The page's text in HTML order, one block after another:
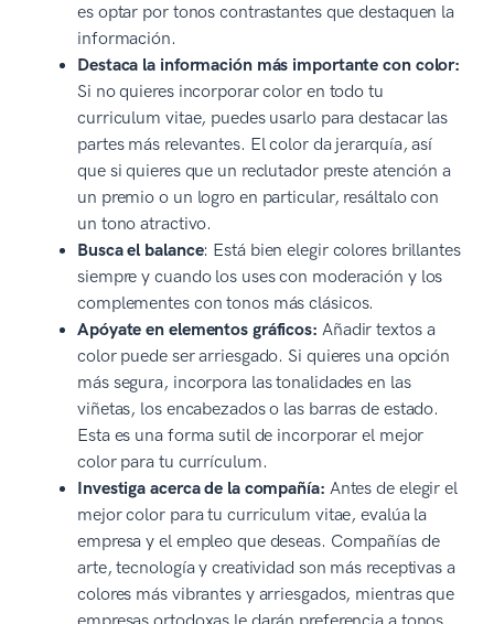
es optar por tonos contrastantes que destaquen la
información.
Destaca la información más importante con color:
Si no quieres incorporar color en todo tu
curriculum vitae, puedes usarlo para destacar las
partes más relevantes. El color da jerarquía, así
que si quieres que un reclutador preste atención a
un premio o un logro en particular, resáltalo con
un tono atractivo.
Busca el balance: Está bien elegir colores brillantes
siempre y cuando los uses con moderación y los
complementes con tonos más clásicos.
Apóyate en elementos gráficos: Añadir textos a
color puede ser arriesgado. Si quieres una opción
más segura, incorpora las tonalidades en las
viñetas, los encabezados o las barras de estado.
Esta es una forma sutil de incorporar el mejor
color para tu currículum.
Investiga acerca de la compañía: Antes de elegir el
mejor color para tu curriculum vitae, evalúa la
empresa y el empleo que deseas. Compañías de
arte, tecnología y creatividad son más receptivas a
colores más vibrantes y arriesgados, mientras que